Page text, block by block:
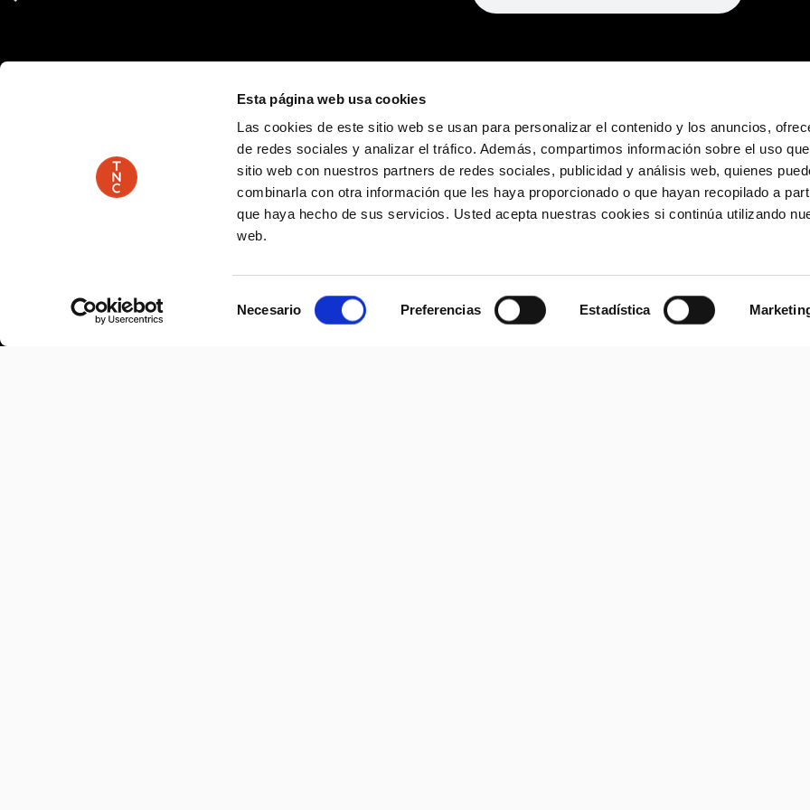
Esta página web usa cookies
Las cookies de este sitio web se usan para personalizar el contenido y los anuncios,
de redes sociales y analizar el tráfico. Además, compartimos información sobre el uso
sitio web con nuestros partners de redes sociales, publicidad y análisis web, quienes
combinarla con otra información que les haya proporcionado o que hayan recopilado a
que haya hecho de sus servicios. Usted acepta nuestras cookies si continúa utilizando
web.
Necesario Preferencias Estadística